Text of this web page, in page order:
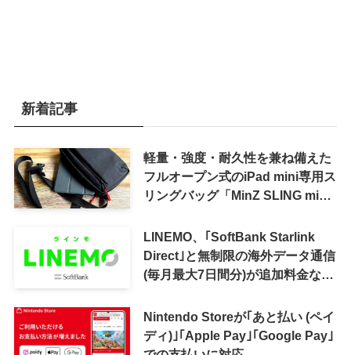
新着記事
軽量・強度・耐久性を兼ね備えた
フルオープン式のiPad mini専用ス
リングバッグ「MinZ SLING mini
LINEMO、｢SoftBank Starlink
Direct｣と無制限の海外データ通信
(毎月最大7日間分)が追加料金なし
Nintendo Storeが｢あと払い (ペイ
ディ)｣｢Apple Pay｣｢Google Pay｣